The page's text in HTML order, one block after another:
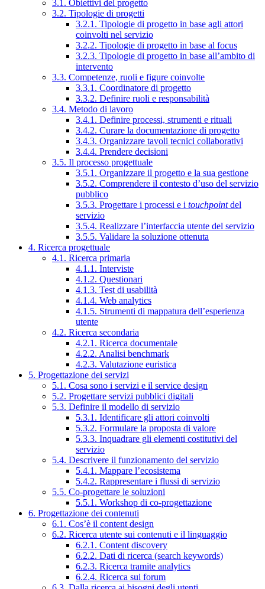
3.1. Obiettivi del progetto
3.2. Tipologie di progetti
3.2.1. Tipologie di progetto in base agli attori
coinvolti nel servizio
3.2.2. Tipologie di progetto in base al focus
3.2.3. Tipologie di progetto in base all’ambito di
intervento
3.3. Competenze, ruoli e figure coinvolte
3.3.1. Coordinatore di progetto
3.3.2. Definire ruoli e responsabilità
3.4. Metodo di lavoro
3.4.1. Definire processi, strumenti e rituali
3.4.2. Curare la documentazione di progetto
3.4.3. Organizzare tavoli tecnici collaborativi
3.4.4. Prendere decisioni
3.5. Il processo progettuale
3.5.1. Organizzare il progetto e la sua gestione
3.5.2. Comprendere il contesto d’uso del servizio
pubblico
3.5.3. Progettare i processi e i touchpointdel
servizio
3.5.4. Realizzare l’interfaccia utente del servizio
3.5.5. Validare la soluzione ottenuta
4. Ricerca progettuale
4.1. Ricerca primaria
4.1.1. Interviste
4.1.2. Questionari
4.1.3. Test di usabilità
4.1.4. Web analytics
4.1.5. Strumenti di mappatura dell’esperienza
utente
4.2. Ricerca secondaria
4.2.1. Ricerca documentale
4.2.2. Analisi benchmark
4.2.3. Valutazione euristica
5. Progettazione dei servizi
5.1. Cosa sono i servizi e il service design
5.2. Progettare servizi pubblici digitali
5.3. Definire il modello di servizio
5.3.1. Identificare gli attori coinvolti
5.3.2. Formulare la proposta di valore
5.3.3. Inquadrare gli elementi costitutivi del
servizio
5.4. Descrivere il funzionamento del servizio
5.4.1. Mappare l’ecosistema
5.4.2. Rappresentare i flussi di servizio
5.5. Co-progettare le soluzioni
5.5.1. Workshop di co-progettazione
6. Progettazione dei contenuti
6.1. Cos’è il content design
6.2. Ricerca utente sui contenuti e il linguaggio
6.2.1. Content discovery
6.2.2. Dati di ricerca (search keywords)
6.2.3. Ricerca tramite analytics
6.2.4. Ricerca sui forum